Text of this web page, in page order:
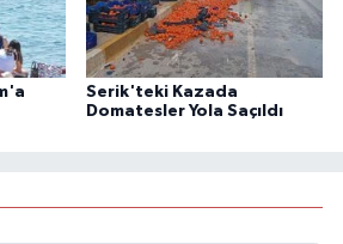
Serik'teki Kazada
Domatesler Yola Saçıldı